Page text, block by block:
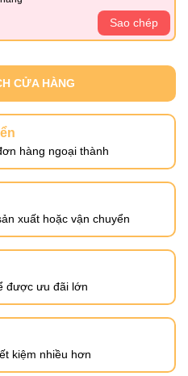
Sao chép
CỬA HÀNG
hàng ngoại thành
xuất hoặc vận chuyển
được ưu đãi lớn
kiệm nhiều hơn